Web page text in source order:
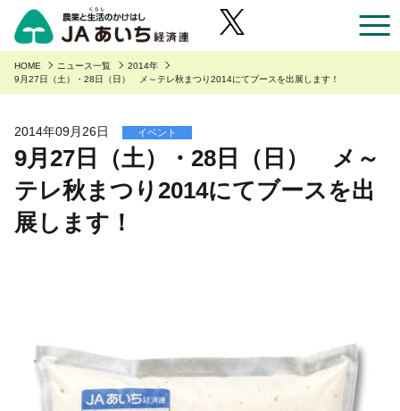
職員採用
アルバイト採用
お近くのJAのお店一覧
あいち産のご紹介
あいちの園芸
あいちの野菜
あいちの米・麦・大豆
安全・安心へのこだわり
安全・安心へのこだわり
あいち産 青果物の安全・安心
あいちの農業
グリーンセンター
食肉販売店
野菜・果物・花を生産の皆様へ
園芸部の取り組み
HOME ニュース一覧
2014年
9月27日（土）・28日（日） メ～テレ秋まつり2014にてブースを出展します！
2014年09月26日 イベント
9月27日（土）・28日（日） メ～
テレ秋まつり2014にてブースを出
展します！